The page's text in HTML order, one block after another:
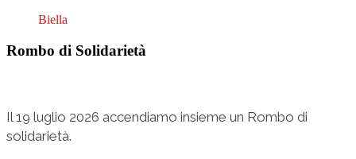
Biella
Rombo di Solidarietà
Il 19 luglio 2026 accendiamo insieme un Rombo di
solidarietà.